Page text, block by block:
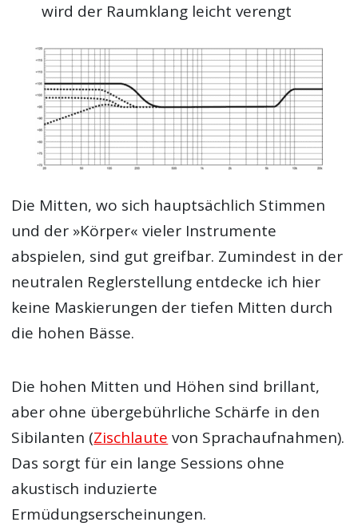
wird der Raumklang leicht verengt
Die Mitten, wo sich hauptsächlich Stimmen
und der »Körper« vieler Instrumente
abspielen, sind gut greifbar. Zumindest in der
neutralen Reglerstellung entdecke ich hier
keine Maskierungen der tiefen Mitten durch
die hohen Bässe.
Die hohen Mitten und Höhen sind brillant,
aber ohne übergebührliche Schärfe in den
Sibilanten (Zischlaute von Sprachaufnahmen).
Das sorgt für ein lange Sessions ohne
akustisch induzierte
Ermüdungserscheinungen.